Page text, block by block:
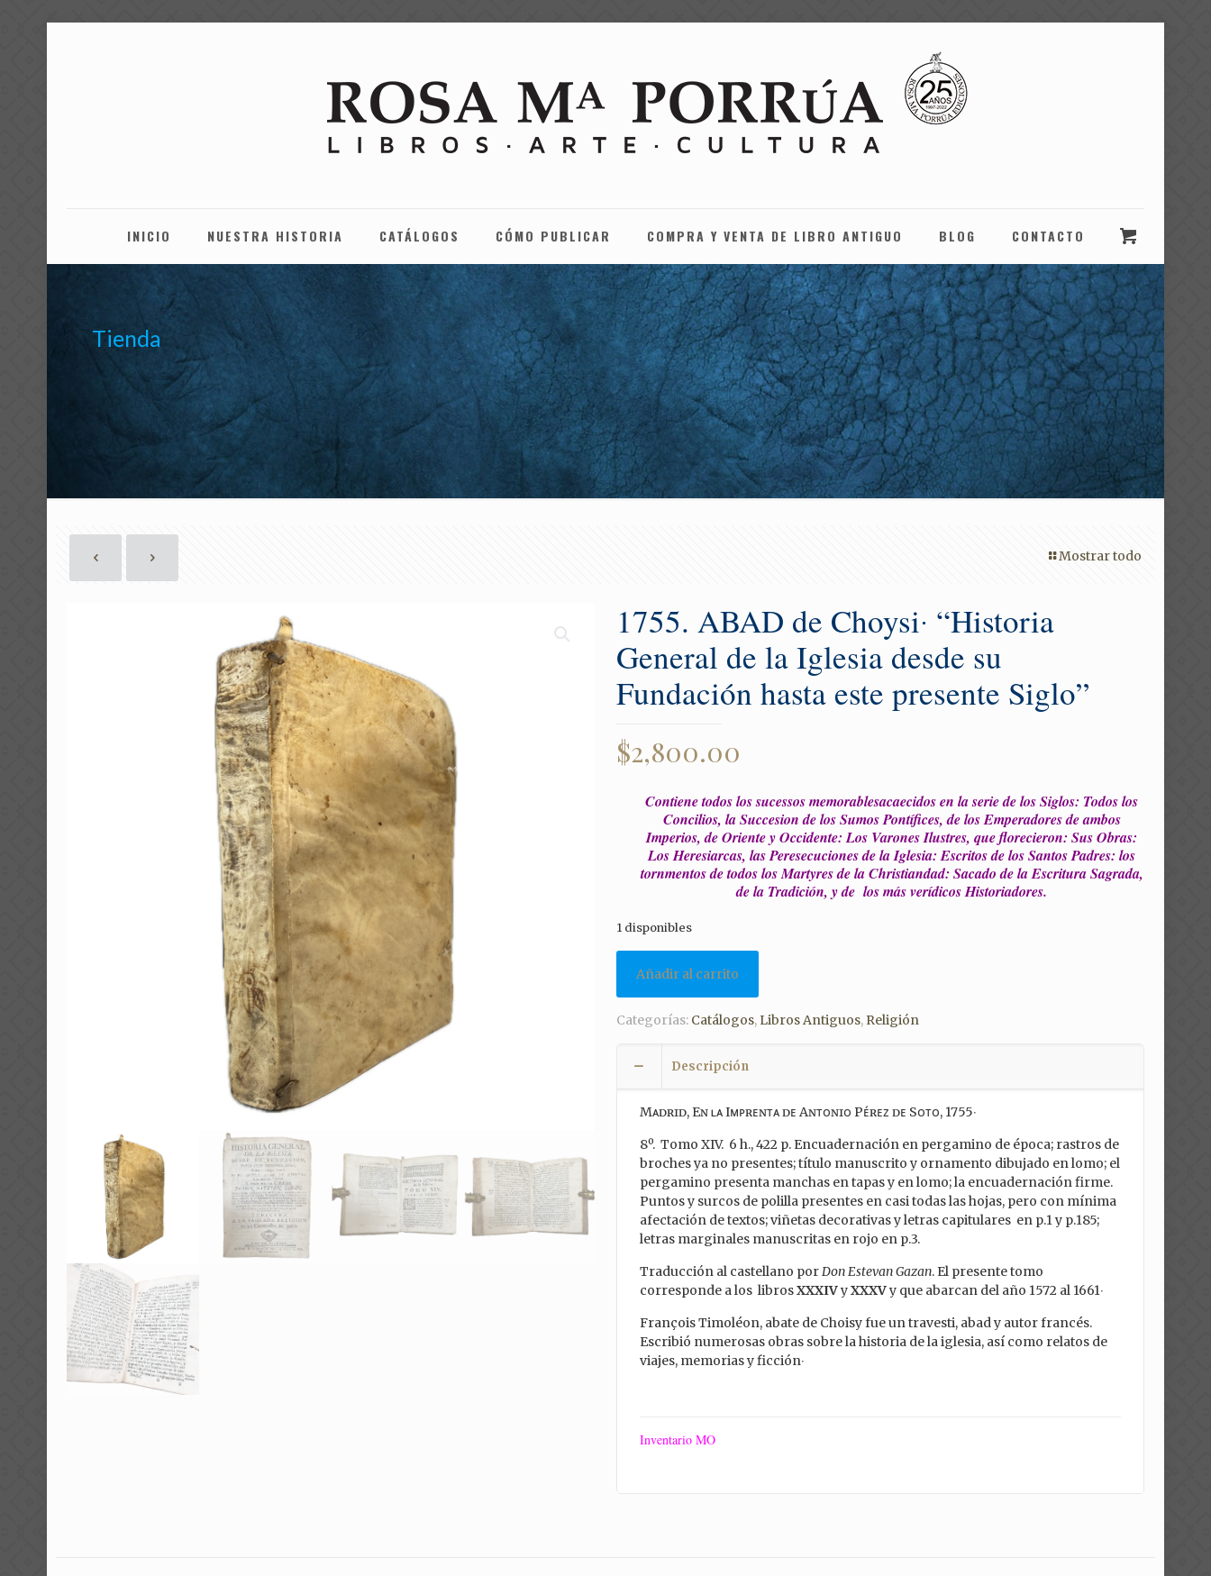
INICIO NUESTRA HISTORIA CATÁLOGOS CÓMO PUBLICAR COMPRA Y VENTA DE LIBRO ANTIGUO BLOG CONTACTO
Tienda
Mostrar todo
1755. ABAD de Choysi‧ “Historia
General de la Iglesia desde su
Fundación hasta este presente Siglo”
$2,800.00
Contiene todos los sucessos memorablesacaecidos en la serie de los Siglos: Todos los
Concilios, la Succesion de los Sumos Pontífices, de los Emperadores de ambos
Imperios, de Oriente y Occidente: Los Varones Ilustres, que florecieron: Sus Obras:
Los Heresiarcas, las Peresecuciones de la Iglesia: Escritos de los Santos Padres: los
tornmentos de todos los Martyres de la Christiandad: Sacado de la Escritura Sagrada,
de la Tradición, y de los más verídicos Historiadores.
1 disponibles
Añadir al carrito
Categorías: Catálogos, Libros Antiguos, Religión
Descripción
Mᴀᴅʀɪᴅ, Eɴ ʟᴀ Iᴍᴘʀᴇɴᴛᴀ ᴅᴇ Aɴᴛᴏɴɪᴏ Pᴇ́ʀᴇᴢ ᴅᴇ Sᴏᴛᴏ, 1755‧
8º. Tomo XIV. 6 h., 422 p. Encuadernación en pergamino de época; rastros de
broches ya no presentes; título manuscrito y ornamento dibujado en lomo; el
pergamino presenta manchas en tapas y en lomo; la encuadernación firme.
Puntos y surcos de polilla presentes en casi todas las hojas, pero con mínima
afectación de textos; viñetas decorativas y letras capitulares en p.1 y p.185;
letras marginales manuscritas en rojo en p.3.
Traducción al castellano porDon Estevan Gazan. El presente tomo
corresponde a los librosXXXIVyXXXVy que abarcan del año 1572 al 1661‧
François Timoléon, abate de Choisy fue un travesti, abad y autor francés.
Escribió numerosas obras sobre la historia de la iglesia, así como relatos de
viajes, memorias y ficción‧
Inventario MO